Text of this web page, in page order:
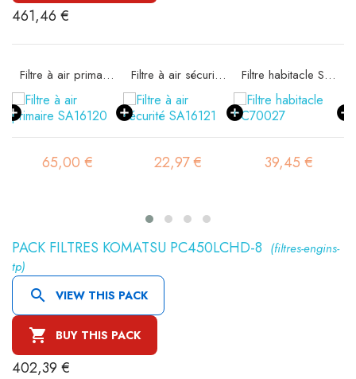
461,46 €
Filtre à air primaire SA16120
65,00 €
Filtre à air sécurité SA16121
22,97 €
Filtre habitacle SC70027
39,45 €
PACK FILTRES KOMATSU PC450LCHD-8 (filtres-engins-
tp)
 VIEW THIS PACK
 BUY THIS PACK
402,39 €